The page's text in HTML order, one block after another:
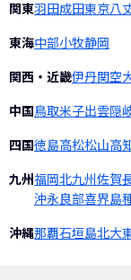
関東羽田成田東京八
東海中部小牧静岡
関西・近畿伊丹関空
中国鳥取米子出雲隠
四国徳島高松松山高
九州福岡北九州佐賀
沖永良部喜界島
沖縄那覇石垣島北大